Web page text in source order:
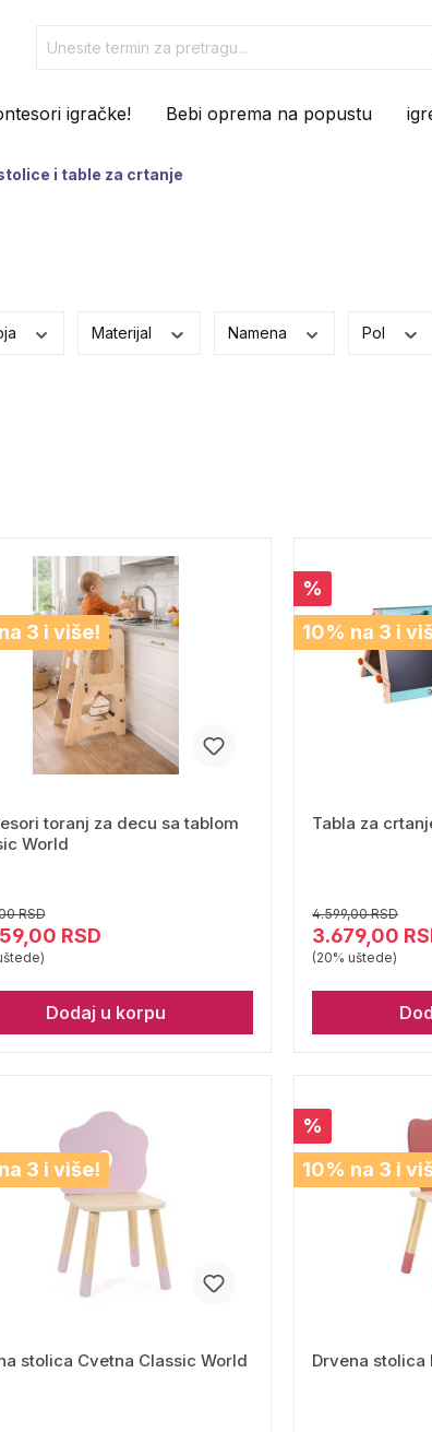
igračke! Bebi oprema na popustu
i table za crtanje
Materijal Namena Pol
3 i više!
toranj za decu sa tablom
World
RSD
RSD
Dodaj u korpu
%
10% na 3 i
Tabla za
4.599,00 RSD
3.679,00
(20% uštede)
3 i više!
stolica Cvetna Classic World
%
10% na 3 i
Drvena stolica